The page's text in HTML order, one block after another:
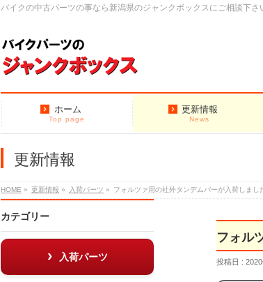
バイクの中古パーツの事なら新潟県のジャンクボックスにご相談下さ
ホーム
Top page
更新情報
News
更新情報
HOME » 更新情報 » 入荷パーツ » フォルツァ用の社外タンデムバーが入荷しまし
フォル
投稿日 :
カテゴリー
入荷パーツ